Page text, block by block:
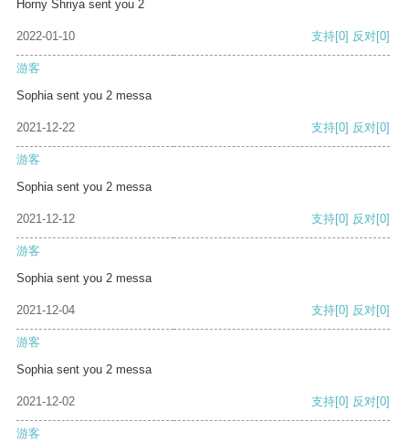
Horny Shriya sent you 2
2022-01-10 支持[0] 反对[0]
游客
Sophia sent you 2 messa
2021-12-22 支持[0] 反对[0]
游客
Sophia sent you 2 messa
2021-12-12 支持[0] 反对[0]
游客
Sophia sent you 2 messa
2021-12-04 支持[0] 反对[0]
游客
Sophia sent you 2 messa
2021-12-02 支持[0] 反对[0]
游客